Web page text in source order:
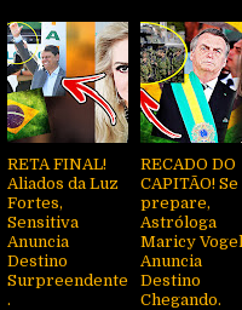
RETA FINAL!
Aliados da Luz
Fortes,
Sensitiva
Anuncia
Destino
Surpreendente
.
RECADO DO
CAPITÃO! Se
prepare,
Astróloga
Maricy Vogel
Anuncia
Destino
Chegando.